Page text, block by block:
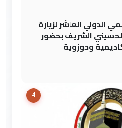
الدولي العاشر لزيارة
الشريف بحضور
وحوزوية
4